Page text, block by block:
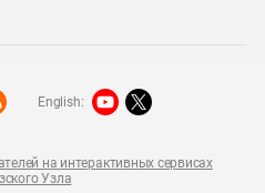
на интерактивных сервисах
Узла
English: